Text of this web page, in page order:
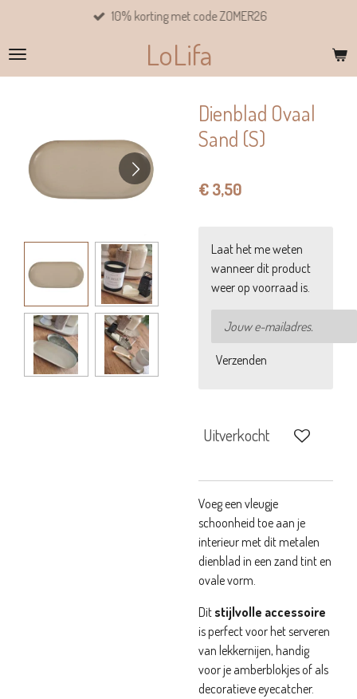
naar
de
LoLifa
10% korting met code ZOMER26
Dienblad Ovaal
Sand (S)
€ 3,50
Laat het me weten
wanneer dit product
weer op voorraad is.
Verzenden
Uitverkocht
Voeg een vleugje
schoonheid toe aan je
interieur met dit metalen
dienblad in een zand tint en
ovale vorm.
Dit stijlvolle accessoire
is perfect voor het serveren
van lekkernijen, handig
voor je amberblokjes of als
decoratieve eyecatcher.